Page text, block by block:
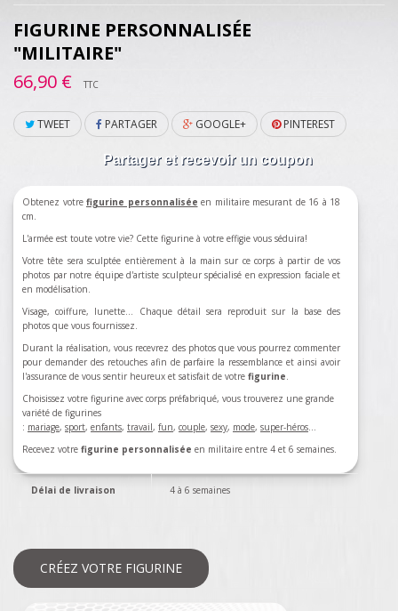
FIGURINE PERSONNALISÉE
"MILITAIRE"
66,90 €
TTC
TWEET PARTAGER GOOGLE+ PINTEREST
Partager et recevoir un coupon
Obtenez votre figurine personnalisée en militaire mesurant de 16 à 18
cm.
L'armée est toute votre vie? Cette figurine à votre effigie vous séduira!
Votre tête sera sculptée entièrement à la main sur ce corps à partir de vos
photos par notre équipe d'artiste sculpteur spécialisé en expression faciale et
en modélisation.
Visage, coiffure, lunette... Chaque détail sera reproduit sur la base des
photos que vous fournissez.
Durant la réalisation, vous recevrez des photos que vous pourrez commenter
pour demander des retouches afin de parfaire la ressemblance et ainsi avoir
l'assurance de vous sentir heureux et satisfait de votre figurine.
Choisissez votre figurine avec corps préfabriqué, vous trouverez une grande
variété de figurines
: mariage, sport, enfants, travail, fun, couple, sexy, mode, super-héros…
Recevez votre figurine personnalisée en militaire entre 4 et 6 semaines.
Délai de livraison 4 à 6 semaines
CRÉEZ VOTRE FIGURINE